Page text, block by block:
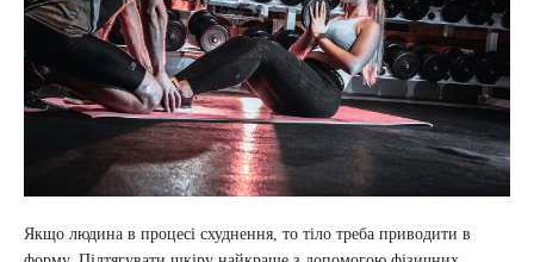
Якщо людина в процесі схуднення, то тіло треба приводити в